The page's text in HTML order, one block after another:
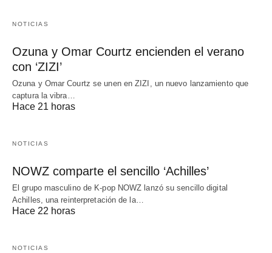
NOTICIAS
Ozuna y Omar Courtz encienden el verano
con ‘ZIZI’
Ozuna y Omar Courtz se unen en ZIZI, un nuevo lanzamiento que
captura la vibra…
Hace 21 horas
NOTICIAS
NOWZ comparte el sencillo ‘Achilles’
El grupo masculino de K-pop NOWZ lanzó su sencillo digital
Achilles, una reinterpretación de la…
Hace 22 horas
NOTICIAS